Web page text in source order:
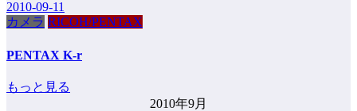
2010-09-11
カメラ RICOH/PENTAX
PENTAX K-r
もっと見る
2010年9月